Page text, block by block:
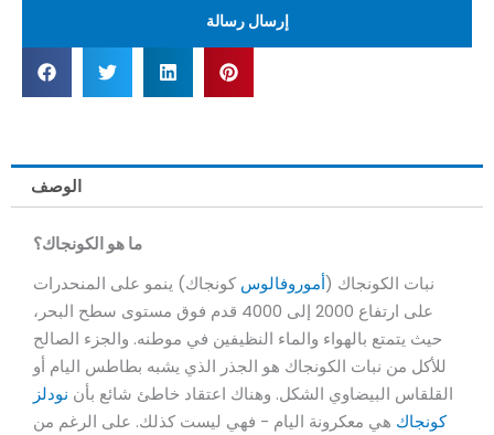
إرسال رسالة
الوصف
ما هو الكونجاك؟
نبات الكونجاك (أموروفالوس كونجاك) ينمو على المنحدرات
على ارتفاع 2000 إلى 4000 قدم فوق مستوى سطح البحر،
حيث يتمتع بالهواء والماء النظيفين في موطنه. والجزء الصالح
للأكل من نبات الكونجاك هو الجذر الذي يشبه بطاطس اليام أو
القلقاس البيضاوي الشكل. وهناك اعتقاد خاطئ شائع بأن نودلز
كونجاك هي معكرونة اليام - فهي ليست كذلك. على الرغم من